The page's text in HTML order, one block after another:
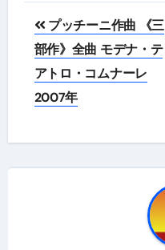
投
稿
ナ
ビ
ゲ
プッチーニ作曲 《三
部作》全曲 モデナ・テ
アトロ・コムナーレ
2007年